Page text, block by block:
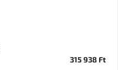
315 938 Ft